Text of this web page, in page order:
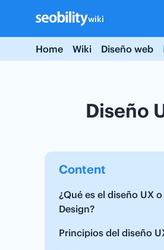
content
wiki
Home Wiki Diseño web
Diseño
Content
¿Qué es el diseño UX
Design?
Principios del diseño